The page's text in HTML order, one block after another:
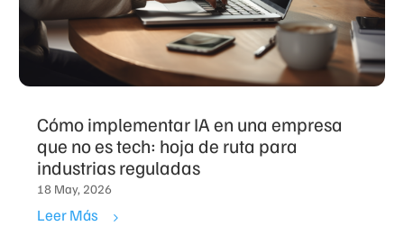
Cómo implementar IA en una empresa
que no es tech: hoja de ruta para
industrias reguladas
18 May, 2026
Leer Más